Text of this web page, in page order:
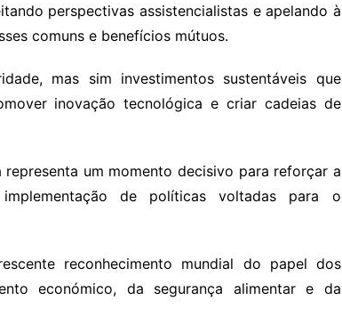
perspectivas assistencialistas e apelando à
comuns e benefícios mútuos.
mas sim investimentos sustentáveis que
inovação tecnológica e criar cadeias de
um momento decisivo para reforçar a
de políticas voltadas para o
reconhecimento mundial do papel dos
económico, da segurança alimentar e da